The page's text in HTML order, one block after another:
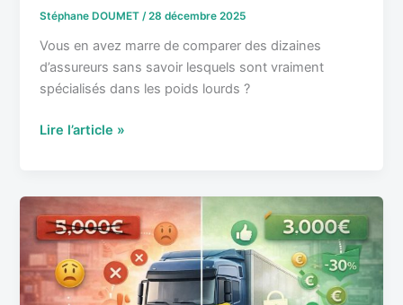
Stéphane DOUMET/28 décembre 2025
Vous en avez marre de comparer des dizaines
d’assureurs sans savoir lesquels sont vraiment
spécialisés dans les poids lourds ?
?
Lire l’article »
Assurance
poids
lourds
pas
chère